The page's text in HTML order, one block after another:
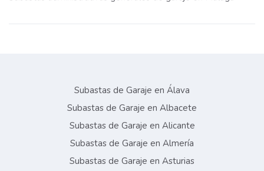
Subastas de Garaje en Álava
Subastas de Garaje en Albacete
Subastas de Garaje en Alicante
Subastas de Garaje en Almería
Subastas de Garaje en Asturias